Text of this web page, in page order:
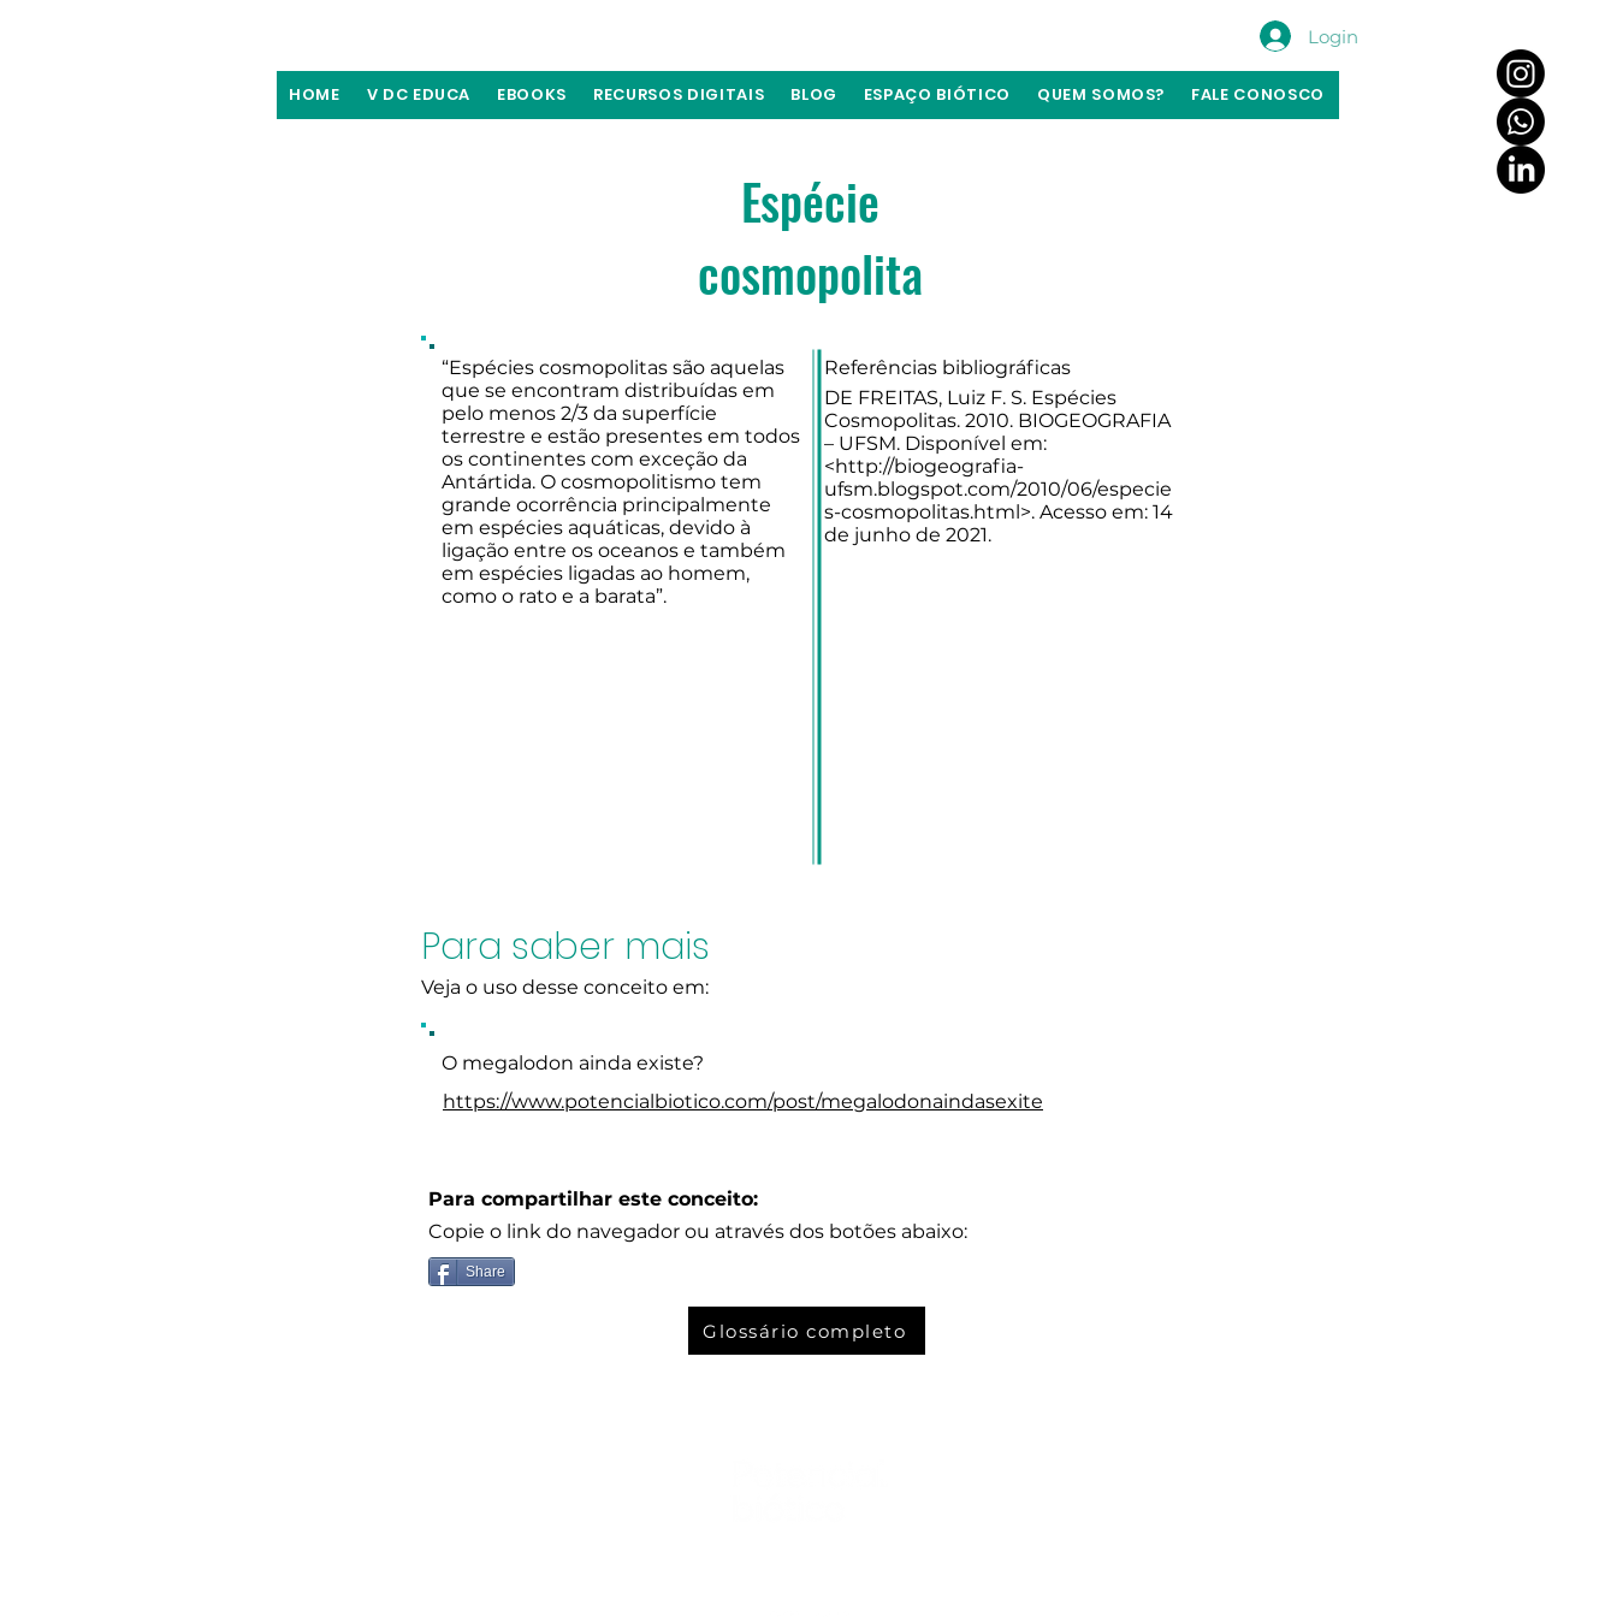
Login
HOME V DC EDUCA EBOOKS RECURSOS DIGITAIS BLOG ESPAÇO BIÓTICO QUEM SOMOS? FALE CONOSCO
Espécie
cosmopolita
“Espécies cosmopolitas são aquelas
que se encontram distribuídas em
pelo menos 2/3 da superfície
terrestre e estão presentes em todos
os continentes com exceção da
Antártida. O cosmopolitismo tem
grande ocorrência principalmente
em espécies aquáticas, devido à
ligação entre os oceanos e também
em espécies ligadas ao homem,
como o rato e a barata”.
Referências bibliográficas
DE FREITAS, Luiz F. S. Espécies
Cosmopolitas. 2010. BIOGEOGRAFIA
– UFSM. Disponível em:
<http://biogeografia-
ufsm.blogspot.com/2010/06/especie
s-cosmopolitas.html>. Acesso em: 14
de junho de 2021.
Para saber mais
Veja o uso desse conceito em:
O megalodon ainda existe?
https://www.potencialbiotico.com/post/megalodonaindasexite
Para compartilhar este conceito:
Copie o link do navegador ou através dos botões abaixo:
Share
Glossário completo